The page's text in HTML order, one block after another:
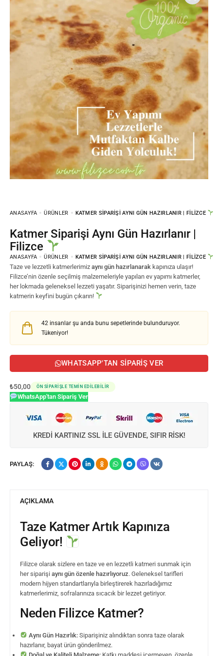
ANASAYFA ÜRÜNLER KATMER SIPARIŞI AYNI GÜN HAZIRLANIR | FILIZCE
Katmer Siparişi Aynı Gün Hazırlanır |
Filizce
ANASAYFA ÜRÜNLER KATMER SIPARIŞI AYNI GÜN HAZIRLANIR | FILIZCE
Taze ve lezzetli katmerlerimiz aynı gün hazırlanarak kapınıza ulaşır!
Filizce’nin özenle seçilmiş malzemeleriyle yapılan ev yapımı katmerler,
her lokmada geleneksel lezzeti yaşatır. Siparişinizi hemen verin, taze
katmerin keyfini bugün çıkarın!
42 insanlar şu anda bunu sepetlerinde bulunduruyor.
Tükeniyor!
WHATSAPP'TAN SIPARIŞ VER
₺50,00 ÖN SIPARIŞLE TEMIN EDILEBILIR
WhatsApp'tan Sipariş Ver
KREDI KARTINIZ SSL ILE GÜVENDE, SIFIR RISK!
PAYLAŞ:
AÇIKLAMA
Taze Katmer Artık Kapınıza
Geliyor!
Filizce olarak sizlere en taze ve en lezzetli katmeri sunmak için
her siparişi aynı gün özenle hazırlıyoruz. Geleneksel tarifleri
modern hijyen standartlarıyla birleştirerek hazırladığımız
katmerlerimiz, sofralarınıza sıcacık bir lezzet getiriyor.
Neden Filizce Katmer?
Aynı Gün Hazırlık:Siparişiniz alındıktan sonra taze olarak
hazırlanır, bayat ürün gönderilmez.